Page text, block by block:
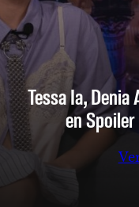
Tessa Ia,
en